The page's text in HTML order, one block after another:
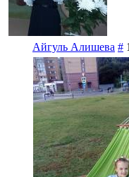
Айгуль Алишева #